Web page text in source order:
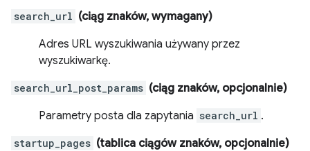
search_url (ciąg znaków, wymagany)
Adres URL wyszukiwania używany przez
wyszukiwarkę.
search_url_post_params (ciąg znaków, opcjonalnie)
Parametry posta dla zapytania search_url .
startup_pages (tablica ciągów znaków, opcjonalnie)